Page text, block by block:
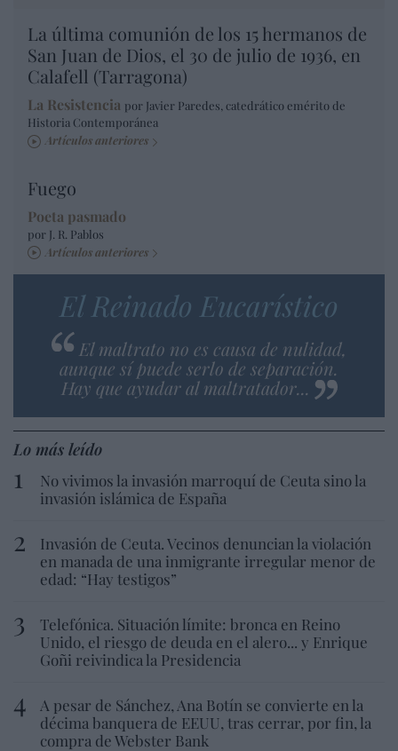
La última comunión de los 15 hermanos de
San Juan de Dios, el 30 de julio de 1936, en
Calafell (Tarragona)
La Resistencia por Javier Paredes, catedrático emérito de
Historia Contemporánea
Artículos anteriores
Fuego
Poeta pasmado
por J. R. Pablos
Artículos anteriores
El Reinado Eucarístico
El maltrato no es causa de nulidad,
aunque sí puede serlo de separación.
Hay que ayudar al maltratador...
Lo más leído
No vivimos la invasión marroquí de Ceuta sino la
invasión islámica de España
Invasión de Ceuta. Vecinos denuncian la violación
en manada de una inmigrante irregular menor de
edad: “Hay testigos”
Telefónica. Situación límite: bronca en Reino
Unido, el riesgo de deuda en el alero... y Enrique
Goñi reivindica la Presidencia
A pesar de Sánchez, Ana Botín se convierte en la
décima banquera de EEUU, tras cerrar, por fin, la
compra de Webster Bank